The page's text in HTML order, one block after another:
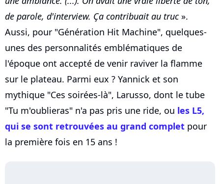
de parole, d'interview. Ça contribuait au truc».
Aussi, pour "Génération Hit Machine", quelques-
unes des personnalités emblématiques de
l'époque ont accepté de venir raviver la flamme
sur le plateau. Parmi eux ? Yannick et son
mythique "Ces soirées-là", Larusso, dont le tube
"Tu m'oublieras" n'a pas pris une ride, ou les L5,
qui se sont retrouvées au grand complet pour
la première fois en 15 ans !